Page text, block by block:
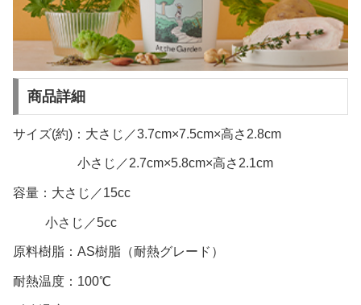
商品詳細
サイズ(約)：大さじ／3.7cm×7.5cm×高さ2.8cm
小さじ／2.7cm×5.8cm×高さ2.1cm
容量：大さじ／15cc
小さじ／5cc
原料樹脂：AS樹脂（耐熱グレード）
耐熱温度：100℃